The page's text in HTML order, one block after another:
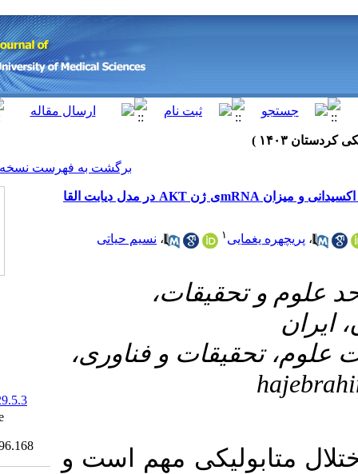
برگشت به فهرست نسخه ها
تاثیر پارا-سایمن بر روی گلوکز، انسولین، ظرفیت آنتی اکسیدانی و میزان mRNAی ژن AKT در مدل دیابت القا
،نسیم حیاتی
و فناوری،
مهم است و
IR.IAU.SRB.REC.1396.168